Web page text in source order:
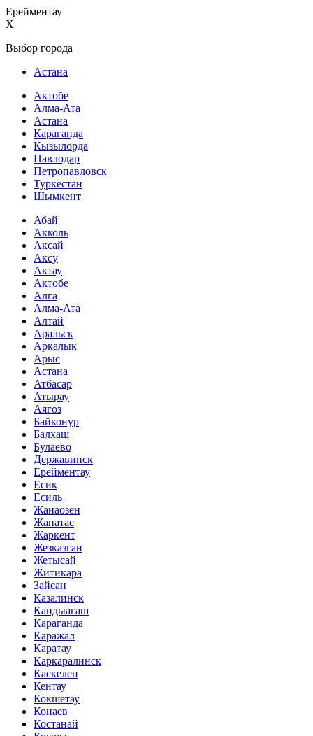
Ерейментау
X
Выбор города
Астана
Актобе
Алма-Ата
Астана
Караганда
Кызылорда
Павлодар
Петропавловск
Туркестан
Шымкент
Абай
Акколь
Аксай
Аксу
Актау
Актобе
Алга
Алма-Ата
Алтай
Аральск
Аркалык
Арыс
Астана
Атбасар
Атырау
Аягоз
Байконур
Балхаш
Булаево
Державинск
Ерейментау
Есик
Есиль
Жанаозен
Жанатас
Жаркент
Жезказган
Жетысай
Житикара
Зайсан
Казалинск
Кандыагаш
Караганда
Каражал
Каратау
Каркаралинск
Каскелен
Кентау
Кокшетау
Конаев
Костанай